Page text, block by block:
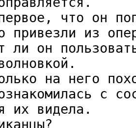
что он
привезли из
ли он
на него
с
их видела.